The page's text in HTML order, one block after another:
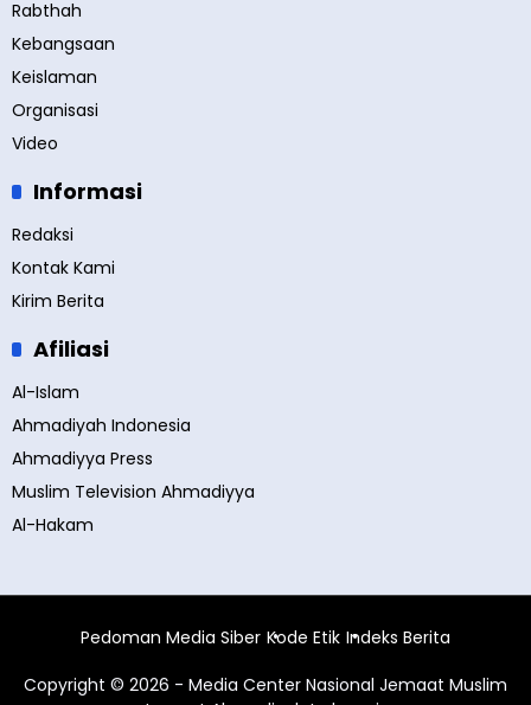
Rabthah
Kebangsaan
Keislaman
Organisasi
Video
Informasi
Redaksi
Kontak Kami
Kirim Berita
Afiliasi
Al-Islam
Ahmadiyah Indonesia
Ahmadiyya Press
Muslim Television Ahmadiyya
Al-Hakam
Pedoman Media Siber Kode Etik Indeks Berita
Copyright © 2026 - Media Center Nasional Jemaat Muslim